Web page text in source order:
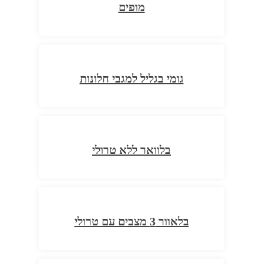
מופים
גומי בגליל למגבי חלונות
בלוואר ללא טרולי
בלאוור 3 מצבים עם טרולי